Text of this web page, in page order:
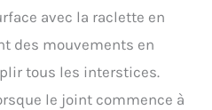
avec la raclette en
des mouvements en
tous les interstices.
le joint commence à